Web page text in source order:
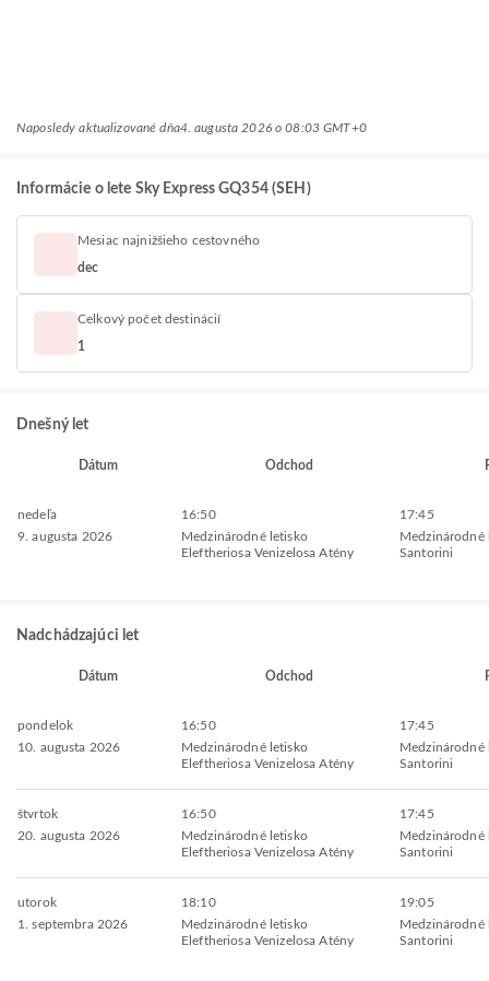
Naposledy aktualizované dňa4. augusta 2026 o 08:03 GMT+0
Informácie o lete Sky Express GQ354 (SEH)
Mesiac najnižšieho cestovného
dec
Celkový počet destinácií
1
Dnešný let
Dátum Odchod
nedeľa
9. augusta 2026
16:50
Medzinárodné letisko
Eleftheriosa Venizelosa Atény
17:45
Medzinárodné
Santorini
Nadchádzajúci let
Dátum Odchod
pondelok
10. augusta 2026
16:50
Medzinárodné letisko
Eleftheriosa Venizelosa Atény
17:45
Medzinárodné
Santorini
štvrtok
20. augusta 2026
16:50
Medzinárodné letisko
Eleftheriosa Venizelosa Atény
17:45
Medzinárodné
Santorini
utorok
1. septembra 2026
18:10
Medzinárodné letisko
Eleftheriosa Venizelosa Atény
19:05
Medzinárodné
Santorini